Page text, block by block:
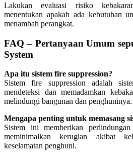
Lakukan evaluasi risiko
menentukan apakah ada kebutuhan
menambah perangkat.
FAQ – Pertanyaan Umum
System
Apa itu sistem fire suppression?
Sistem fire suppression adalah
mendeteksi dan memadamkan
melindungi bangunan dan penghuninya.
Mengapa penting untuk memasang
Sistem ini memberikan
meminimalkan kerugian akibat
keselamatan penghuni.